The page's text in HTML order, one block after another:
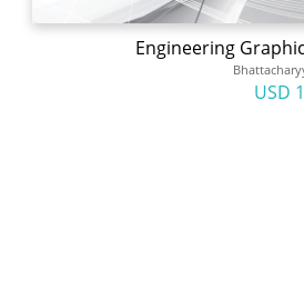
Engineering